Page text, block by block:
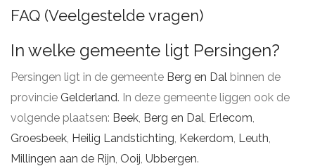
FAQ (Veelgestelde vragen)
In welke gemeente ligt Persingen?
Persingen ligt in de gemeente Berg en Dal binnen de
provincie Gelderland. In deze gemeente liggen ook de
volgende plaatsen: Beek, Berg en Dal, Erlecom,
Groesbeek, Heilig Landstichting, Kekerdom, Leuth,
Millingen aan de Rijn, Ooij, Ubbergen.